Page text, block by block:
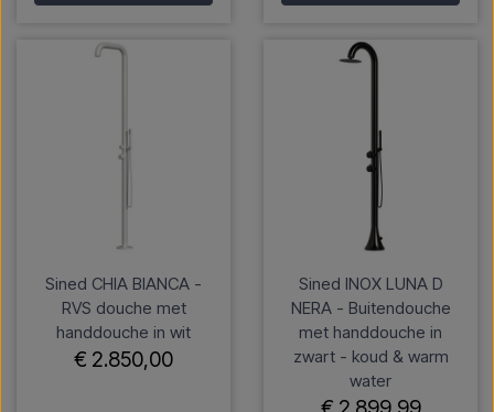
Sined CHIA BIANCA -
RVS douche met
handdouche in wit
€ 2.850,00
Sined INOX LUNA D
NERA - Buitendouche
met handdouche in
zwart - koud & warm
water